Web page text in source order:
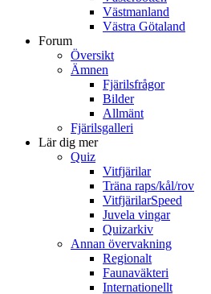
Västmanland
Västra Götaland
Forum
Översikt
Ämnen
Fjärilsfrågor
Bilder
Allmänt
Fjärilsgalleri
Lär dig mer
Quiz
Vitfjärilar
Träna raps/kål/rov
VitfjärilarSpeed
Juvela vingar
Quizarkiv
Annan övervakning
Regionalt
Faunaväkteri
Internationellt